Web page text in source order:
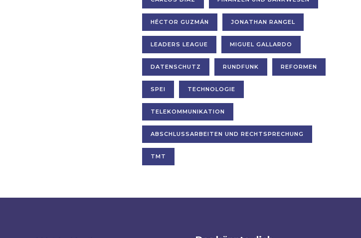
HÉCTOR GUZMÁN JONATHAN RANGEL
LEADERS LEAGUE MIGUEL GALLARDO
DATENSCHUTZ RUNDFUNK REFORMEN
SPEI TECHNOLOGIE
TELEKOMMUNIKATION
ABSCHLUSSARBEITEN UND RECHTSPRECHUNG
TMT